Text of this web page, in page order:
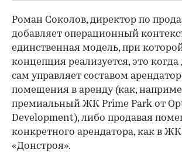
Роман Соколов, директор по
добавляет операционный
единственная модель, при
концепция реализуется, это когда
сам управляет составом
помещения в аренду (как,
премиальный ЖК Prime Park от
Development), либо продавая
конкретного арендатора, как в
«Донстроя».